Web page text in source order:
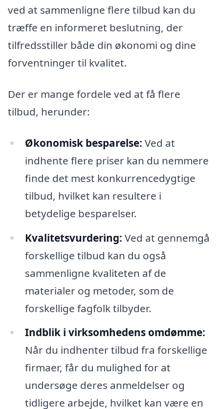
ved at sammenligne flere tilbud kan du
træffe en informeret beslutning, der
tilfredsstiller både din økonomi og dine
forventninger til kvalitet.
Der er mange fordele ved at få flere
tilbud, herunder:
Økonomisk besparelse: Ved at
indhente flere priser kan du nemmere
finde det mest konkurrencedygtige
tilbud, hvilket kan resultere i
betydelige besparelser.
Kvalitetsvurdering: Ved at gennemgå
forskellige tilbud kan du også
sammenligne kvaliteten af de
materialer og metoder, som de
forskellige fagfolk tilbyder.
Indblik i virksomhedens omdømme:
Når du indhenter tilbud fra forskellige
firmaer, får du mulighed for at
undersøge deres anmeldelser og
tidligere arbejde, hvilket kan være en